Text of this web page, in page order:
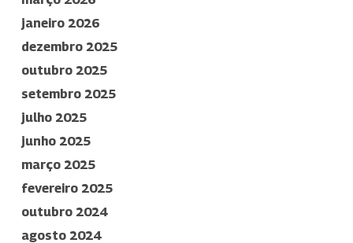
janeiro 2026
dezembro 2025
outubro 2025
setembro 2025
julho 2025
junho 2025
março 2025
fevereiro 2025
outubro 2024
agosto 2024